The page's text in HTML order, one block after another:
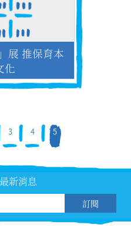
展 推保育本
化
3 4 5
新消息
訂閱